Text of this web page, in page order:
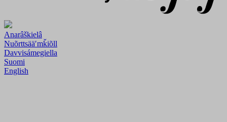
Anarâškielâ
Nuõrttsääʹmǩiõll
Davvisámegiella
Suomi
English